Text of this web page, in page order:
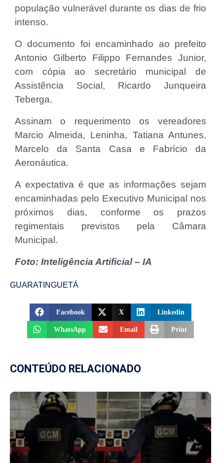
população vulnerável durante os dias de frio
intenso.
O documento foi encaminhado ao prefeito
Antonio Gilberto Filippo Fernandes Junior,
com cópia ao secretário municipal de
Assistência Social, Ricardo Junqueira
Teberga.
Assinam o requerimento os vereadores
Marcio Almeida, Leninha, Tatiana Antunes,
Marcelo da Santa Casa e Fabrício da
Aeronáutica.
A expectativa é que as informações sejam
encaminhadas pelo Executivo Municipal nos
próximos dias, conforme os prazos
regimentais previstos pela Câmara
Municipal.
Foto: Inteligência Artificial – IA
GUARATINGUETÁ
Facebook X Linkedin
WhatsApp Email Print
CONTEÚDO RELACIONADO